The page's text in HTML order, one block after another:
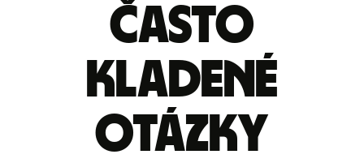
Často
kladené
otázky